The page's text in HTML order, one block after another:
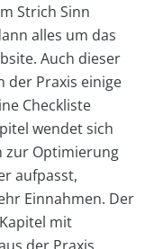
Strich Sinn
alles um das
Auch dieser
der Praxis einige
Checkliste
wendet sich
zur Optimierung
aufpasst,
Einnahmen. Der
mit